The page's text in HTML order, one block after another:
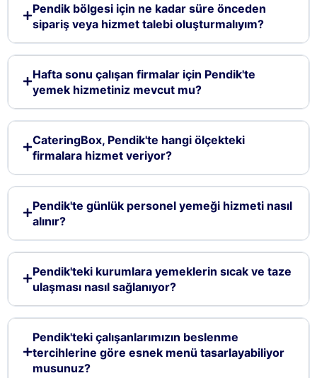
Pendik bölgesi için ne kadar süre önceden
sipariş veya hizmet talebi oluşturmalıyım?
Hafta sonu çalışan firmalar için Pendik'te
yemek hizmetiniz mevcut mu?
CateringBox, Pendik'te hangi ölçekteki
firmalara hizmet veriyor?
Pendik'te günlük personel yemeği hizmeti nasıl
alınır?
Pendik'teki kurumlara yemeklerin sıcak ve taze
ulaşması nasıl sağlanıyor?
Pendik'teki çalışanlarımızın beslenme
tercihlerine göre esnek menü tasarlayabiliyor
musunuz?